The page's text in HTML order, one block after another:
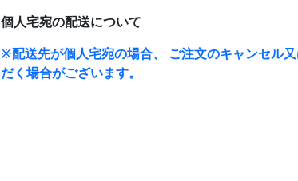
個人宅宛の配送について
※配送先が個人宅宛の場合、 ご注文のキャンセル
だく場合がございます。